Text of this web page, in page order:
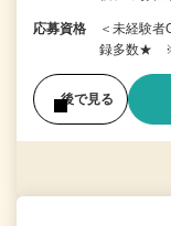
応募資格
＜未経験
録多数★ ※
後で見る